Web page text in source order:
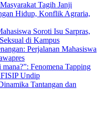
Tagih Janji
Hidup, Konflik Agraria,
Soroti Isu Sarpras,
di Kampus
Perjalanan Mahasiswa
Fenomena Tapping
Undip
Tantangan dan